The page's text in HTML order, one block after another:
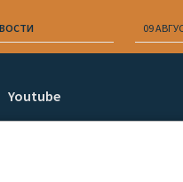
09
Youtube
Белсат news